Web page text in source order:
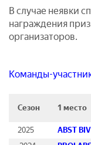
В случае неявки
награждения
организаторов.
Команды-
Сезон 1 место
2025 ABST